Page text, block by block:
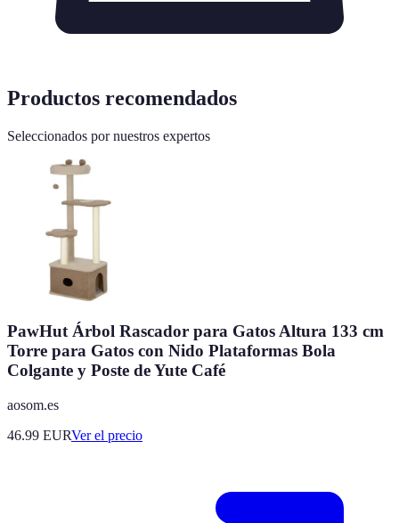
Productos recomendados
Seleccionados por nuestros expertos
PawHut Árbol Rascador para Gatos Altura 133 cm
Torre para Gatos con Nido Plataformas Bola
Colgante y Poste de Yute Café
aosom.es
46.99 EURVer el precio